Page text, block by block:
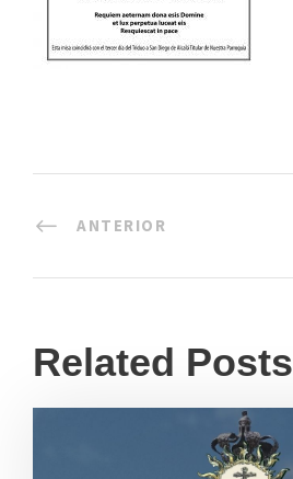
ANTERIOR
Related Posts